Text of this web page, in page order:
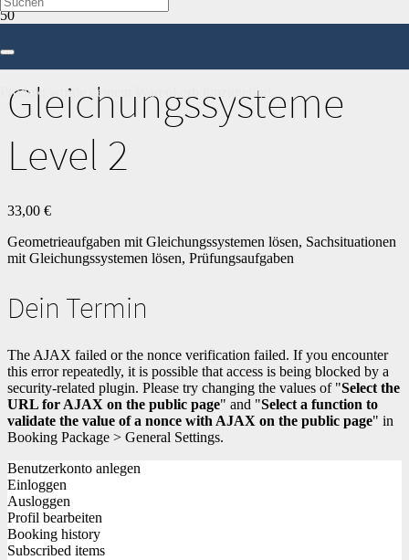
Produkt wurde deinem Warenkorb hinzugefügt.
Gleichungssysteme
Level 2
33,00 €
Geometrieaufgaben mit Gleichungssystemen lösen, Sachsituationen
mit Gleichungssystemen lösen, Prüfungsaufgaben
Dein Termin
The AJAX failed or the nonce verification failed. If you encounter
this error repeatedly, it is possible that access is being blocked by a
security-related plugin. Please try changing the values of "Select the
URL for AJAX on the public page" and "Select a function to
validate the value of a nonce with AJAX on the public page" in
Booking Package > General Settings.
Benutzerkonto anlegen
Einloggen
Ausloggen
Profil bearbeiten
Booking history
Subscribed items